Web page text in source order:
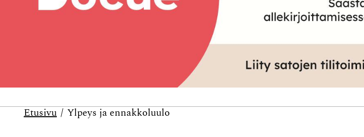
Etusivu Ylpeys ja ennakkoluulo